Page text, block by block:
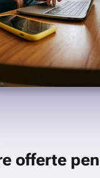
offerte